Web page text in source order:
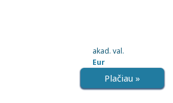
akad. val.
Eur
Plačiau »